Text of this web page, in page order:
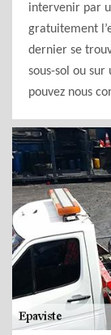
intervenir par
gratuitement
dernier se
sous-sol ou
pouvez nous